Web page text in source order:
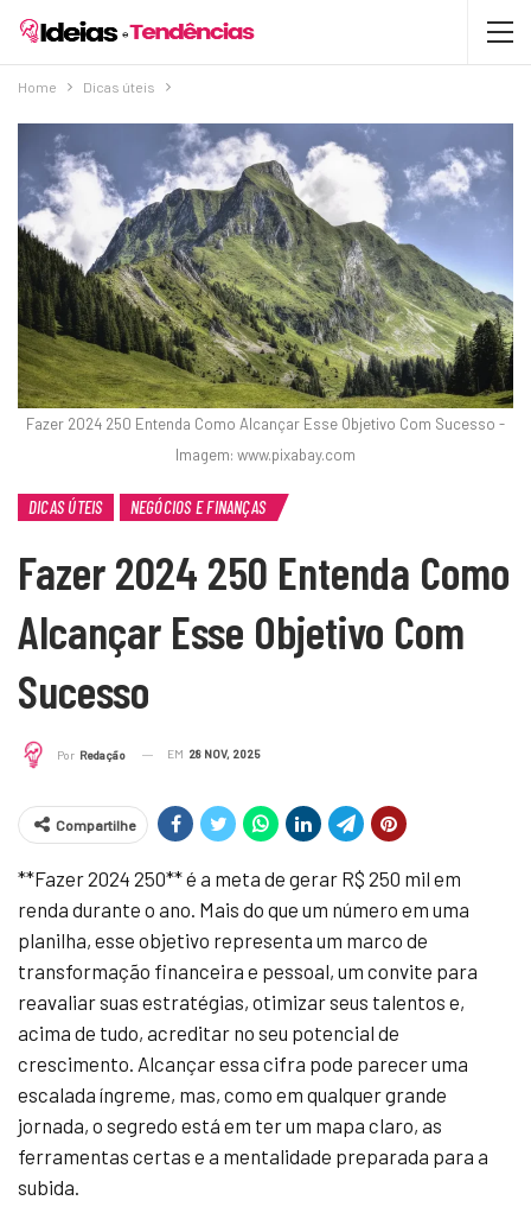
Home Dicas úteis
Fazer 2024 250 Entenda Como Alcançar Esse Objetivo Com Sucesso -
Imagem: www.pixabay.com
DICAS ÚTEIS NEGÓCIOS E FINANÇAS
Fazer 2024 250 Entenda Como
Alcançar Esse Objetivo Com
Sucesso
Por Redação EM 28 NOV, 2025
Compartilhe
**Fazer 2024 250** é a meta de gerar R$ 250 mil em
renda durante o ano. Mais do que um número em uma
planilha, esse objetivo representa um marco de
transformação financeira e pessoal, um convite para
reavaliar suas estratégias, otimizar seus talentos e,
acima de tudo, acreditar no seu potencial de
crescimento. Alcançar essa cifra pode parecer uma
escalada íngreme, mas, como em qualquer grande
jornada, o segredo está em ter um mapa claro, as
ferramentas certas e a mentalidade preparada para a
subida.